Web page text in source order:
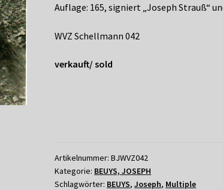
Auflage: 165, signiert „Joseph Strauß“
WVZ Schellmann 042
verkauft/ sold
Artikelnummer:BJWVZ042
Kategorie: BEUYS, JOSEPH
Schlagwörter: BEUYS,Joseph, Multiple